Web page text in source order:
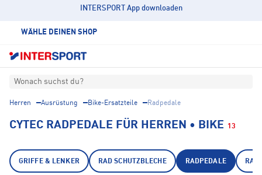
INTERSPORT App downloaden
WÄHLE DEINEN SHOP
Wonach suchst du?
Herren Ausrüstung Bike-Ersatzteile Radpedale
CYTEC RADPEDALE FÜR HERREN • BIKE 13
GRIFFE & LENKER RAD SCHUTZBLECHE RADPEDALE